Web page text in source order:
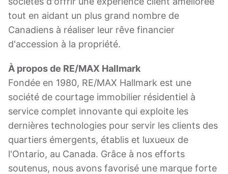
tout en aidant un plus grand nombre de
Canadiens à réaliser leur rêve financier
d'accession à la propriété.
À propos de RE/MAX Hallmark
Fondée en 1980, RE/MAX Hallmark est une
société de courtage immobilier résidentiel à
service complet innovante qui exploite les
dernières technologies pour servir les clients des
quartiers émergents, établis et luxueux de
l'Ontario, au Canada. Grâce à nos efforts
soutenus, nous avons favorisé une marque forte